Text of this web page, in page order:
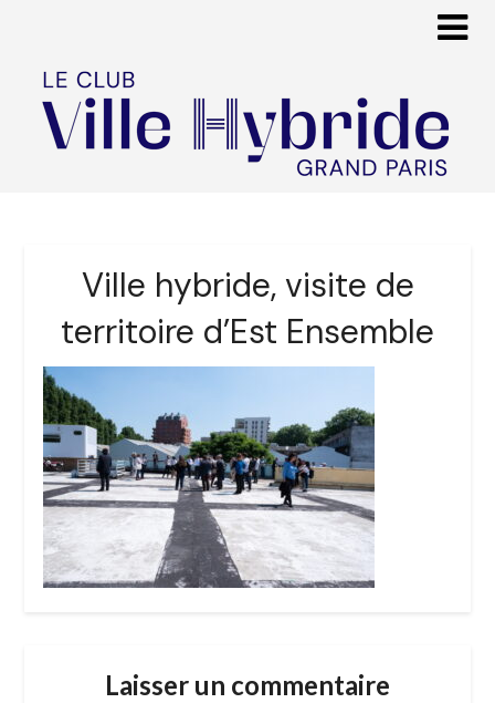
Ville hybride, visite de
territoire d’Est Ensemble
Laisser un commentaire